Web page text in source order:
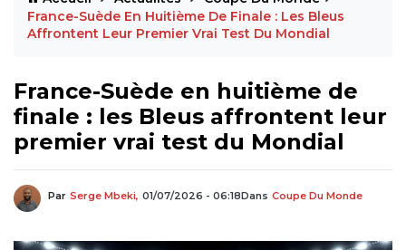
France-Suède En Huitième De Finale : Les Bleus
Affrontent Leur Premier Vrai Test Du Mondial
France-Suède en huitième de
finale : les Bleus affrontent leur
premier vrai test du Mondial
Par Serge Mbeki, 01/07/2026 - 06:18Dans Coupe Du Monde